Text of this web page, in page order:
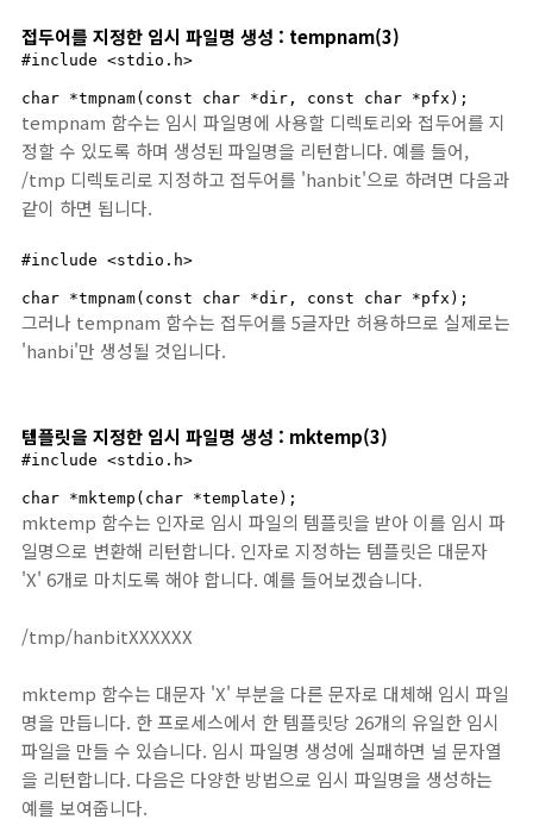
접두어를 지정한 임시 파일명 생성 : tempnam(3)
#include <stdio.h>
char *tmpnam(const char *dir, const char *pfx);
tempnam 함수는 임시 파일명에 사용할 디렉토리와 접두어를 지
정할 수 있도록 하며 생성된 파일명을 리턴합니다. 예를 들어,
/tmp 디렉토리로 지정하고 접두어를 'hanbit'으로 하려면 다음과
같이 하면 됩니다.
#include <stdio.h>
char *tmpnam(const char *dir, const char *pfx);
그러나 tempnam 함수는 접두어를 5글자만 허용하므로 실제로는
'hanbi'만 생성될 것입니다.
템플릿을 지정한 임시 파일명 생성 : mktemp(3)
#include <stdio.h>
char *mktemp(char *template);
mktemp 함수는 인자로 임시 파일의 템플릿을 받아 이를 임시 파
일명으로 변환해 리턴합니다. 인자로 지정하는 템플릿은 대문자
'X' 6개로 마치도록 해야 합니다. 예를 들어보겠습니다.
/tmp/hanbitXXXXXX
mktemp 함수는 대문자 'X' 부분을 다른 문자로 대체해 임시 파일
명을 만듭니다. 한 프로세스에서 한 템플릿당 26개의 유일한 임시
파일을 만들 수 있습니다. 임시 파일명 생성에 실패하면 널 문자열
을 리턴합니다. 다음은 다양한 방법으로 임시 파일명을 생성하는
예를 보여줍니다.